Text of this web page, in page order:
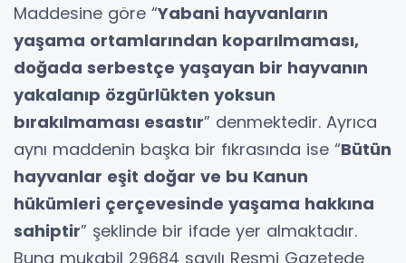
Maddesine göre “Yabani hayvanların
yaşama ortamlarından koparılmaması,
doğada serbestçe yaşayan bir hayvanın
yakalanıp özgürlükten yoksun
bırakılmaması esastır” denmektedir. Ayrıca
aynı maddenin başka bir fıkrasında ise “Bütün
hayvanlar eşit doğar ve bu Kanun
hükümleri çerçevesinde yaşama hakkına
sahiptir” şeklinde bir ifade yer almaktadır.
Buna mukabil 29684 sayılı Resmi Gazetede